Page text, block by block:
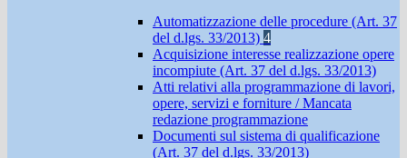
Automatizzazione delle procedure (Art. 37
del d.lgs. 33/2013) 4
Acquisizione interesse realizzazione opere
incompiute (Art. 37 del d.lgs. 33/2013)
Atti relativi alla programmazione di lavori,
opere, servizi e forniture / Mancata
redazione programmazione
Documenti sul sistema di qualificazione
(Art. 37 del d.lgs. 33/2013)